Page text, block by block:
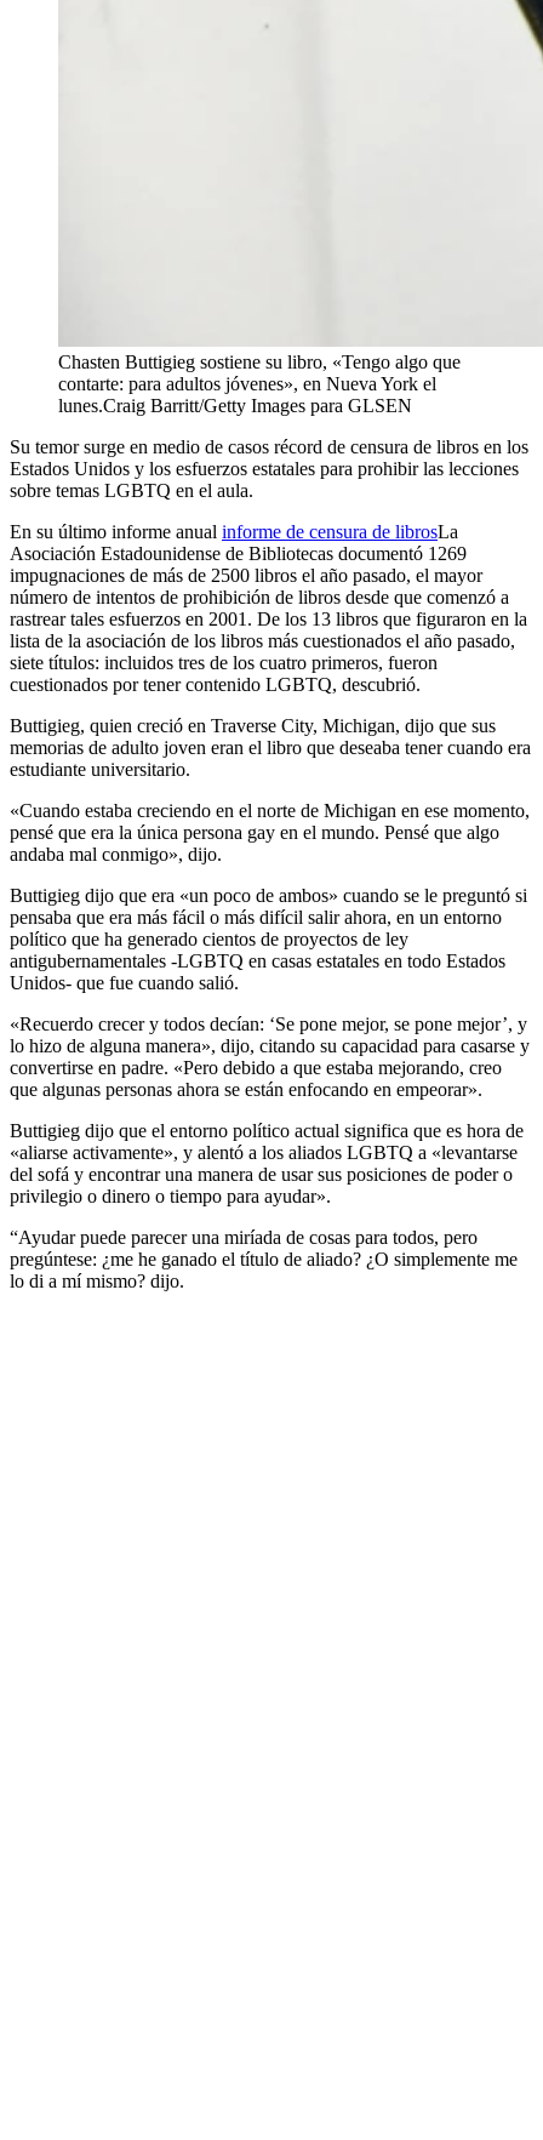
Chasten Buttigieg sostiene su libro, «Tengo algo que
contarte: para adultos jóvenes», en Nueva York el
lunes.Craig Barritt/Getty Images para GLSEN
Su temor surge en medio de casos récord de censura de libros en los
Estados Unidos y los esfuerzos estatales para prohibir las lecciones
sobre temas LGBTQ en el aula.
En su último informe anual informe de censura de librosLa
Asociación Estadounidense de Bibliotecas documentó 1269
impugnaciones de más de 2500 libros el año pasado, el mayor
número de intentos de prohibición de libros desde que comenzó a
rastrear tales esfuerzos en 2001. De los 13 libros que figuraron en la
lista de la asociación de los libros más cuestionados el año pasado,
siete títulos: incluidos tres de los cuatro primeros, fueron
cuestionados por tener contenido LGBTQ, descubrió.
Buttigieg, quien creció en Traverse City, Michigan, dijo que sus
memorias de adulto joven eran el libro que deseaba tener cuando era
estudiante universitario.
«Cuando estaba creciendo en el norte de Michigan en ese momento,
pensé que era la única persona gay en el mundo. Pensé que algo
andaba mal conmigo», dijo.
Buttigieg dijo que era «un poco de ambos» cuando se le preguntó si
pensaba que era más fácil o más difícil salir ahora, en un entorno
político que ha generado cientos de proyectos de ley
antigubernamentales -LGBTQ en casas estatales en todo Estados
Unidos- que fue cuando salió.
«Recuerdo crecer y todos decían: ‘Se pone mejor, se pone mejor’, y
lo hizo de alguna manera», dijo, citando su capacidad para casarse y
convertirse en padre. «Pero debido a que estaba mejorando, creo
que algunas personas ahora se están enfocando en empeorar».
Buttigieg dijo que el entorno político actual significa que es hora de
«aliarse activamente», y alentó a los aliados LGBTQ a «levantarse
del sofá y encontrar una manera de usar sus posiciones de poder o
privilegio o dinero o tiempo para ayudar».
“Ayudar puede parecer una miríada de cosas para todos, pero
pregúntese: ¿me he ganado el título de aliado? ¿O simplemente me
lo di a mí mismo? dijo.